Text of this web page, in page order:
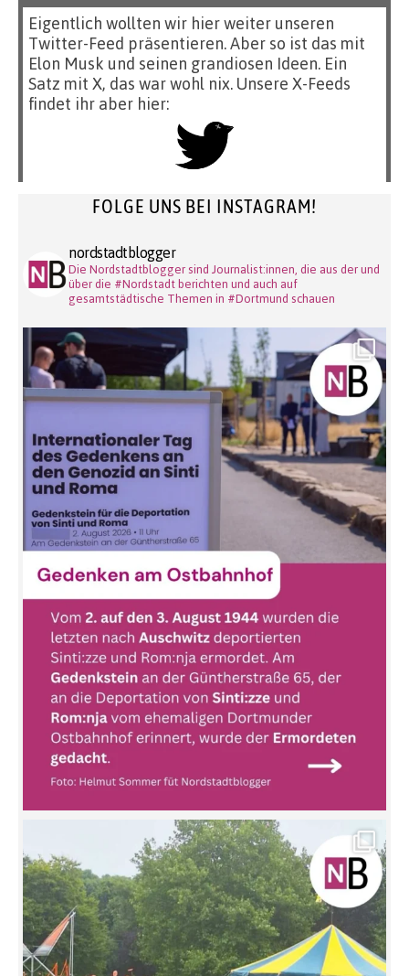
Eigentlich wollten wir hier weiter unseren
Twitter-Feed präsentieren. Aber so ist das mit
Elon Musk und seinen grandiosen Ideen. Ein
Satz mit X, das war wohl nix. Unsere X-Feeds
findet ihr aber hier:
FOLGE UNS BEI INSTAGRAM!
nordstadtblogger
Die Nordstadtblogger sind Journalist:innen, die aus der und
über die #Nordstadt berichten und auch auf
gesamtstädtische Themen in #Dortmund schauen